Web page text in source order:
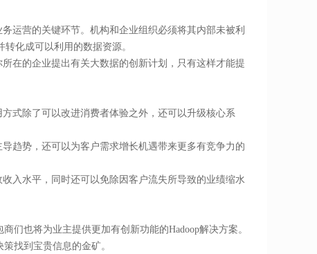
运营的关键环节。机构和企业组织必须将其内部未被利
化成可以利用的数据资源。
在的企业提出有关大数据的创新计划，只有这样才能提
式除了可以改进消费者体验之外，还可以升级核心系
趋势，还可以为客户需求增长机遇带来更多有竞争力的
入水平，同时还可以免除因客户流失所导致的业绩缩水
们也将为业主提供更加有创新功能的Hadoop解决方案。
找到宝贵信息的金矿。